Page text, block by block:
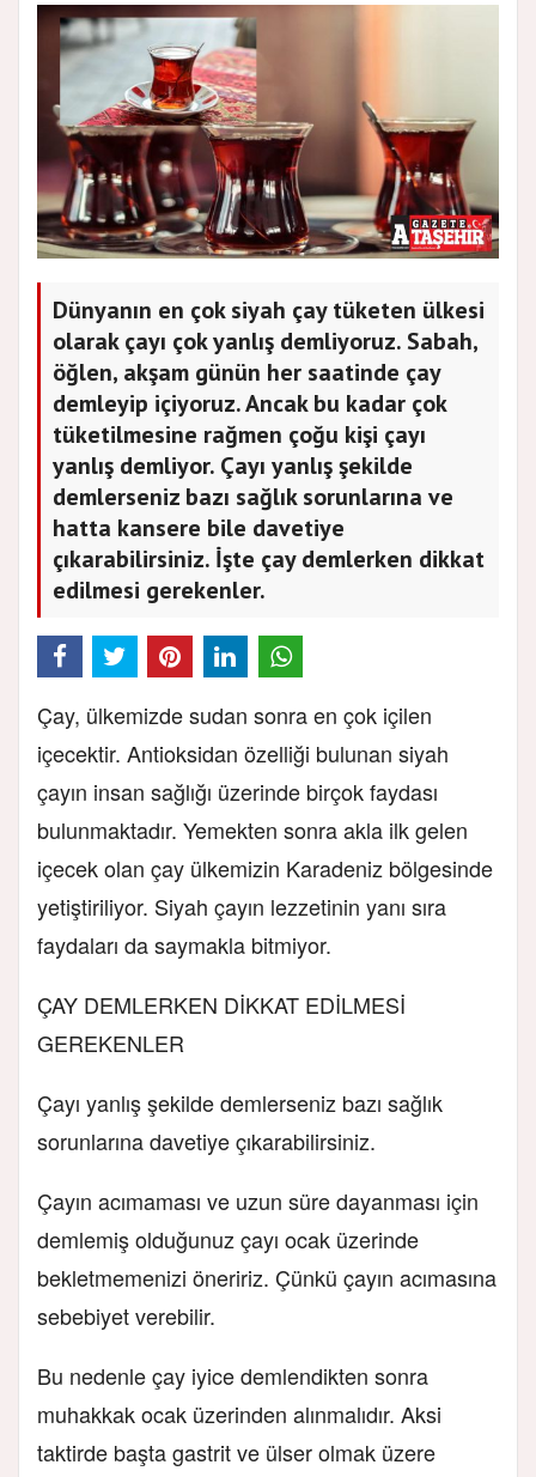
Dünyanın en çok siyah çay tüketen ülkesi
olarak çayı çok yanlış demliyoruz. Sabah,
öğlen, akşam günün her saatinde çay
demleyip içiyoruz. Ancak bu kadar çok
tüketilmesine rağmen çoğu kişi çayı
yanlış demliyor. Çayı yanlış şekilde
demlerseniz bazı sağlık sorunlarına ve
hatta kansere bile davetiye
çıkarabilirsiniz. İşte çay demlerken dikkat
edilmesi gerekenler.
Çay, ülkemizde sudan sonra en çok içilen
içecektir. Antioksidan özelliği bulunan siyah
çayın insan sağlığı üzerinde birçok faydası
bulunmaktadır. Yemekten sonra akla ilk gelen
içecek olan çay ülkemizin Karadeniz bölgesinde
yetiştiriliyor. Siyah çayın lezzetinin yanı sıra
faydaları da saymakla bitmiyor.
ÇAY DEMLERKEN DİKKAT EDİLMESİ
GEREKENLER
Çayı yanlış şekilde demlerseniz bazı sağlık
sorunlarına davetiye çıkarabilirsiniz.
Çayın acımaması ve uzun süre dayanması için
demlemiş olduğunuz çayı ocak üzerinde
bekletmemenizi öneririz. Çünkü çayın acımasına
sebebiyet verebilir.
Bu nedenle çay iyice demlendikten sonra
muhakkak ocak üzerinden alınmalıdır. Aksi
taktirde başta gastrit ve ülser olmak üzere